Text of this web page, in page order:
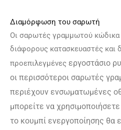
Διαμόρφωση του σαρωτή
Οι σαρωτές γραμμωτού κώδικα
διάφορους κατασκευαστές και
προεπιλεγμένες εργοστάσιο
οι περισσότεροι σαρωτές
περιέχουν ενσωματωμένες
μπορείτε να
το κουμπί ενεργοποίησης θα